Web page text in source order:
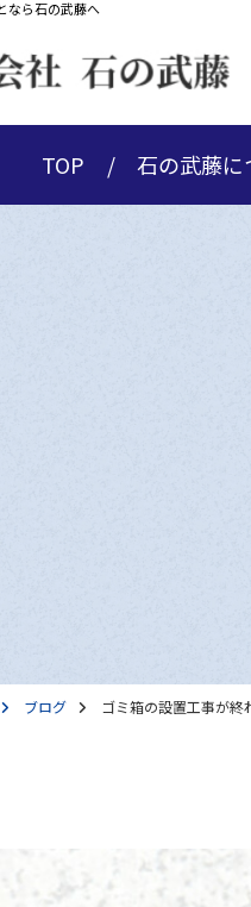
なら石の武藤へ
TOP 石の武藤に
ブログ ゴミ箱の設置工事が終